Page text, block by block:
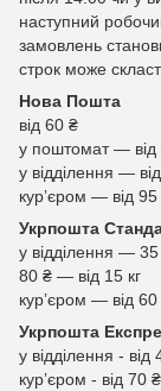
наступний
замовлень
строк може
Нова Пошта
від 60 ₴
у поштомат — від
у відділення —
курʼєром — від
Укрпошта
у відділення —
80 ₴ — від 15 кг
курʼєром — від
Укрпошта
у відділення - від
курʼєром - від 70 ₴